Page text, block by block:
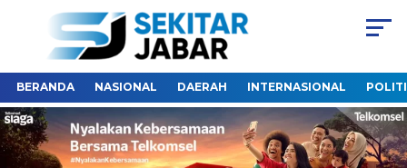
BERANDA NASIONAL DAERAH INTERNASIONAL